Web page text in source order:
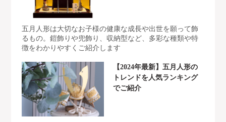
五月人形は大切なお子様の健康な成長や出世を願って飾
るもの。鎧飾りや兜飾り、収納型など、多彩な種類や特
徴をわかりやすくご紹介します
【2024年最新】五月人形の
トレンドを人気ランキング
でご紹介